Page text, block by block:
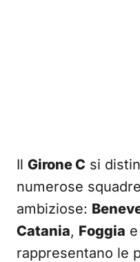
Il Girone C si
numerose
ambiziose:
Catania, Foggia e
rappresentano le